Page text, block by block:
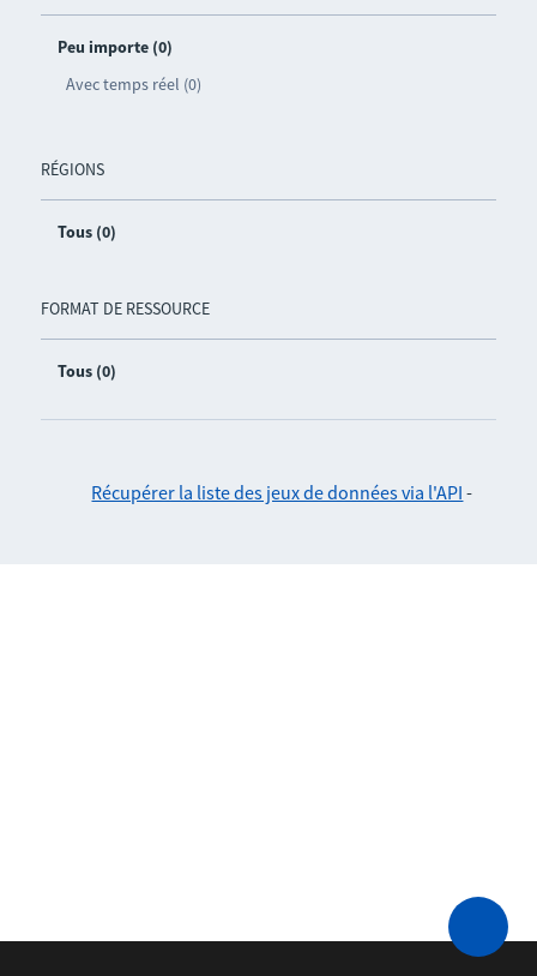
Peu importe (0)
Avec temps réel (0)
RÉGIONS
Tous (0)
FORMAT DE RESSOURCE
Tous (0)
Récupérer la liste des jeux de données via l'API -